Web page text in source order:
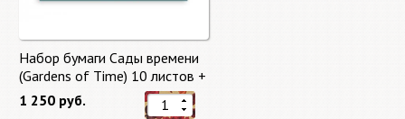
Набор бумаги Сады времени
(Gardens of Time) 10 листов +
бонус от Stamperia
1 250 руб.